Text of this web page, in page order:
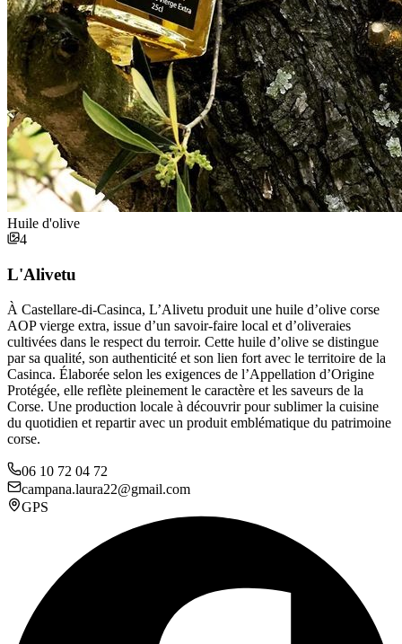
Huile d'olive
4
L'Alivetu
À Castellare-di-Casinca, L’Alivetu produit une huile d’olive corse
AOP vierge extra, issue d’un savoir-faire local et d’oliveraies
cultivées dans le respect du terroir. Cette huile d’olive se distingue
par sa qualité, son authenticité et son lien fort avec le territoire de la
Casinca. Élaborée selon les exigences de l’Appellation d’Origine
Protégée, elle reflète pleinement le caractère et les saveurs de la
Corse. Une production locale à découvrir pour sublimer la cuisine
du quotidien et repartir avec un produit emblématique du patrimoine
corse.
06 10 72 04 72
campana.laura22@gmail.com
GPS